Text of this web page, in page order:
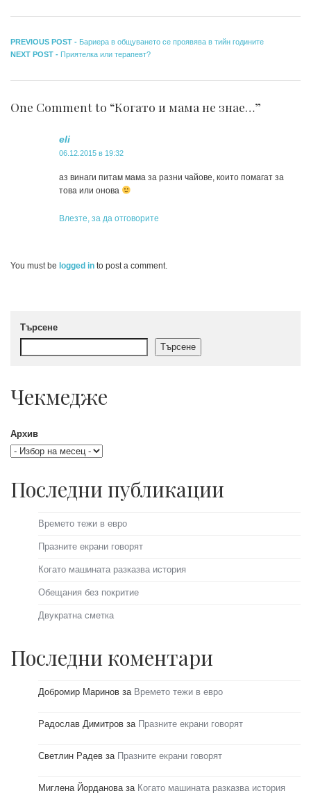
Навигация
PREVIOUS POST - Previous
post:
Бариера в общуването се проявява в тийн годините
NEXT POST - Next
Приятелка или терапевт?
One Comment to “Когато и мама не знае…”
eli
06.12.2015 в 19:32
аз винаги питам мама за разни чайове, които помагат за
това или онова
Влезте, за да отговорите
You must be logged in to post a comment.
Търсене
Търсене
Чекмедже
Архив
Последни публикации
Времето тежи в евро
Празните екрани говорят
Когато машината разказва история
Обещания без покритие
Двукратна сметка
Последни коментари
Добромир Маринов за Времето тежи в евро
Радослав Димитров за Празните екрани говорят
Светлин Радев за Празните екрани говорят
Миглена Йордановаза Когато машината разказва история